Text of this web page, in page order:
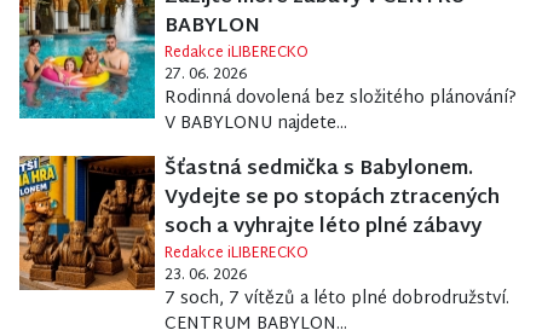
BABYLON
Redakce iLIBERECKO
27. 06. 2026
Rodinná dovolená bez složitého plánování?
V BABYLONU najdete...
Šťastná sedmička s Babylonem.
Vydejte se po stopách ztracených
soch a vyhrajte léto plné zábavy
Redakce iLIBERECKO
23. 06. 2026
7 soch, 7 vítězů a léto plné dobrodružství.
CENTRUM BABYLON...